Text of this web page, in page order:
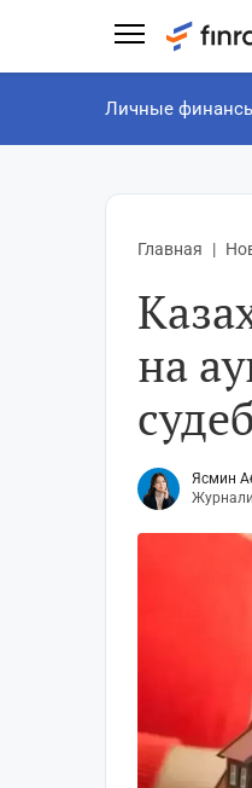
Личные
Главная
на
Ясмин